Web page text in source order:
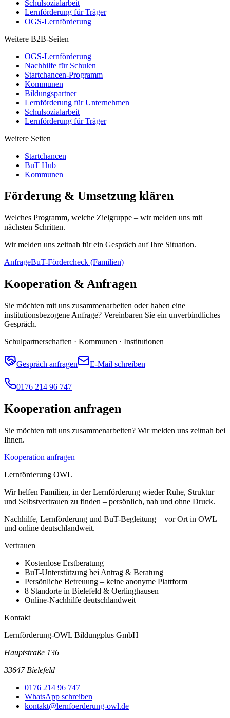
Schulsozialarbeit
Lernförderung für Träger
OGS-Lernförderung
Weitere B2B-Seiten
OGS-Lernförderung
Nachhilfe für Schulen
Startchancen-Programm
Kommunen
Bildungspartner
Lernförderung für Unternehmen
Schulsozialarbeit
Lernförderung für Träger
Weitere Seiten
Startchancen
BuT Hub
Kommunen
Förderung & Umsetzung klären
Welches Programm, welche Zielgruppe – wir melden uns mit
nächsten Schritten.
Wir melden uns zeitnah für ein Gespräch auf Ihre Situation.
AnfrageBuT-Fördercheck (Familien)
Kooperation & Anfragen
Sie möchten mit uns zusammenarbeiten oder haben eine
institutionsbezogene Anfrage? Vereinbaren Sie ein unverbindliches
Gespräch.
Schulpartnerschaften · Kommunen · Institutionen
Gespräch anfragen E-Mail schreiben
0176 214 96 747
Kooperation anfragen
Sie möchten mit uns zusammenarbeiten? Wir melden uns zeitnah bei
Ihnen.
Kooperation anfragen
Lernförderung OWL
Wir helfen Familien, in der Lernförderung wieder Ruhe, Struktur
und Selbstvertrauen zu finden – persönlich, nah und ohne Druck.
Nachhilfe, Lernförderung und BuT-Begleitung – vor Ort in OWL
und online deutschlandweit.
Vertrauen
Kostenlose Erstberatung
BuT-Unterstützung bei Antrag & Beratung
Persönliche Betreuung – keine anonyme Plattform
8 Standorte in Bielefeld & Oerlinghausen
Online-Nachhilfe deutschlandweit
Kontakt
Lernförderung-OWL Bildungplus GmbH
Hauptstraße 136
33647 Bielefeld
0176 214 96 747
WhatsApp schreiben
kontakt@lernfoerderung-owl.de